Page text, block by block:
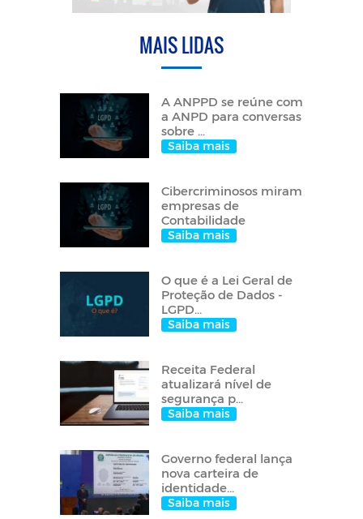
MAIS LIDAS
A ANPPD se reúne com
a ANPD para conversas
sobre ...
Saiba mais
Cibercriminosos miram
empresas de
Contabilidade
Saiba mais
O que é a Lei Geral de
Proteção de Dados -
LGPD...
Saiba mais
Receita Federal
atualizará nível de
segurança p...
Saiba mais
Governo federal lança
nova carteira de
identidade...
Saiba mais